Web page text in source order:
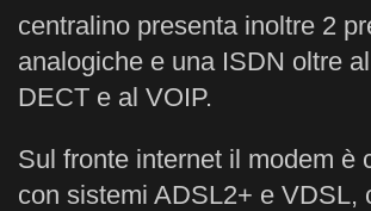
centralino presenta inoltre 2
analogiche e una ISDN oltre
DECT e al VOIP.
Sul fronte internet il modem è
con sistemi ADSL2+ e VDSL,